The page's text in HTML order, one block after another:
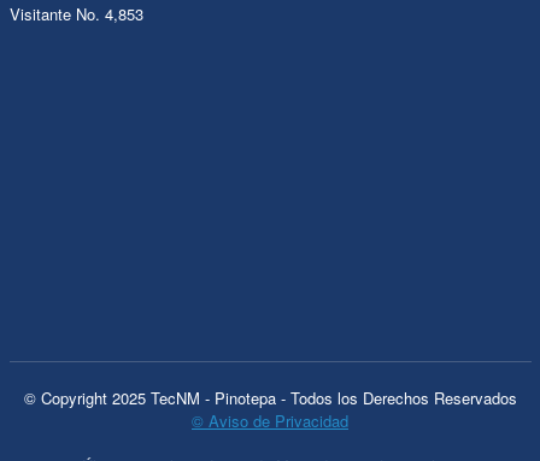
Visitante No. 4,853
© Copyright 2025 TecNM - Pinotepa - Todos los Derechos Reservados
© Aviso de Privacidad